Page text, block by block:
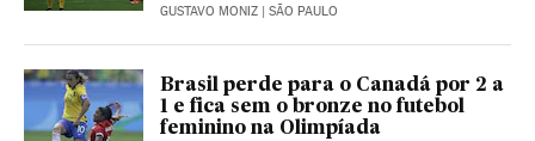
GUSTAVO MONIZ | SÃO PAULO
Brasil perde para o Canadá por 2 a
1 e fica sem o bronze no futebol
feminino na Olimpíada